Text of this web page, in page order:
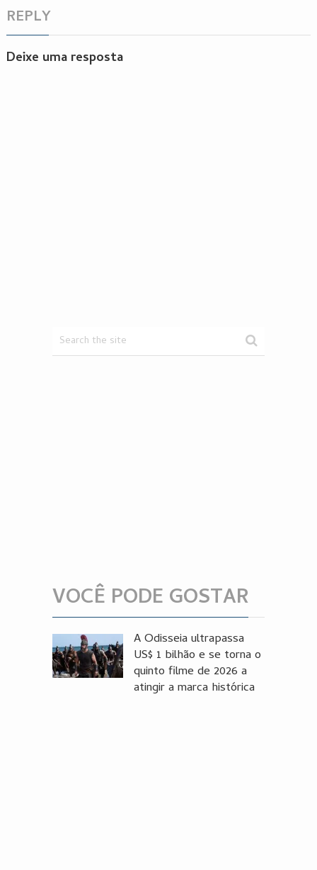
REPLY
Deixe uma resposta
VOCÊ PODE GOSTAR
A Odisseia ultrapassa
US$ 1 bilhão e se torna o
quinto filme de 2026 a
atingir a marca histórica